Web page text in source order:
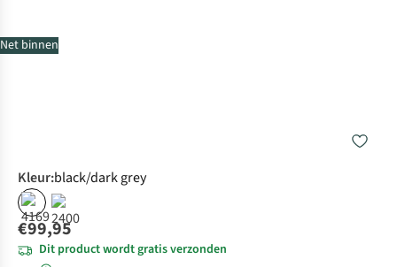
Net binnen
Kleur:black/dark grey
€99,95
Dit product wordt gratis verzonden